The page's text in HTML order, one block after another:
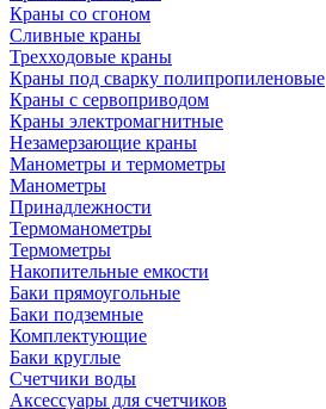
Краны со сгоном
Сливные краны
Трехходовые краны
Краны под сварку полипропиленовые
Краны с сервоприводом
Краны электромагнитные
Незамерзающие краны
Манометры и термометры
Манометры
Принадлежности
Термоманометры
Термометры
Накопительные емкости
Баки прямоугольные
Баки подземные
Комплектующие
Баки круглые
Счетчики воды
Аксессуары для счетчиков